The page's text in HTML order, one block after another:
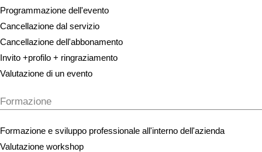
Programmazione dell'evento
Cancellazione dal servizio
Cancellazione dell'abbonamento
Invito +profilo + ringraziamento
Valutazione di un evento
Formazione
Formazione e sviluppo professionale all'interno dell'azienda
Valutazione workshop